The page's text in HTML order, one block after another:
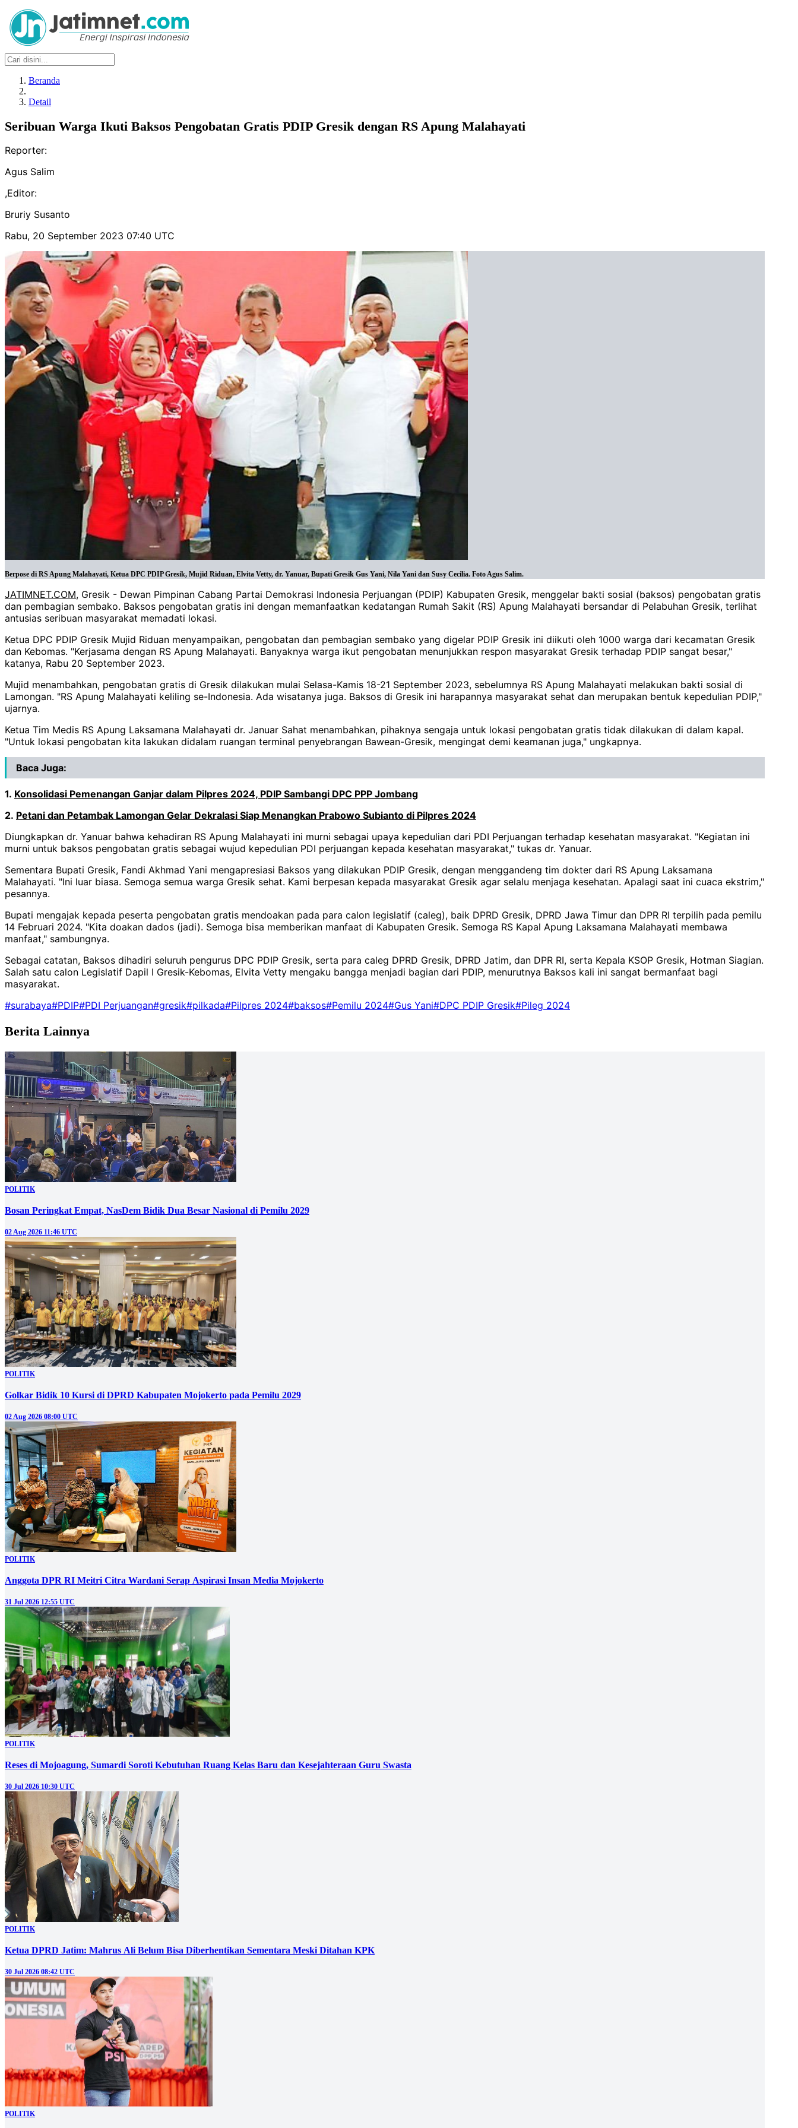
Beranda
Detail
Seribuan Warga Ikuti Baksos Pengobatan Gratis PDIP Gresik dengan RS Apung Malahayati
Reporter:
Agus Salim
,Editor:
Bruriy Susanto
Rabu, 20 September 2023 07:40 UTC
Berpose di RS Apung Malahayati, Ketua DPC PDIP Gresik, Mujid Riduan, Elvita Vetty, dr. Yanuar, Bupati Gresik Gus Yani, Nila Yani dan Susy Cecilia. Foto Agus Salim.
JATIMNET.COM, Gresik - Dewan Pimpinan Cabang Partai Demokrasi Indonesia Perjuangan (PDIP) Kabupaten Gresik, menggelar bakti sosial (baksos) pengobatan gratis
dan pembagian sembako. Baksos pengobatan gratis ini dengan memanfaatkan kedatangan Rumah Sakit (RS) Apung Malahayati bersandar di Pelabuhan Gresik, terlihat
antusias seribuan masyarakat memadati lokasi.
Ketua DPC PDIP Gresik Mujid Riduan menyampaikan, pengobatan dan pembagian sembako yang digelar PDIP Gresik ini diikuti oleh 1000 warga dari kecamatan Gresik
dan Kebomas. "Kerjasama dengan RS Apung Malahayati. Banyaknya warga ikut pengobatan menunjukkan respon masyarakat Gresik terhadap PDIP sangat besar,"
katanya, Rabu 20 September 2023.
Mujid menambahkan, pengobatan gratis di Gresik dilakukan mulai Selasa-Kamis 18-21 September 2023, sebelumnya RS Apung Malahayati melakukan bakti sosial di
Lamongan. "RS Apung Malahayati keliling se-Indonesia. Ada wisatanya juga. Baksos di Gresik ini harapannya masyarakat sehat dan merupakan bentuk kepedulian PDIP,"
ujarnya.
Ketua Tim Medis RS Apung Laksamana Malahayati dr. Januar Sahat menambahkan, pihaknya sengaja untuk lokasi pengobatan gratis tidak dilakukan di dalam kapal.
"Untuk lokasi pengobatan kita lakukan didalam ruangan terminal penyebrangan Bawean-Gresik, mengingat demi keamanan juga," ungkapnya.
Baca Juga:
1. Konsolidasi Pemenangan Ganjar dalam Pilpres 2024, PDIP Sambangi DPC PPP Jombang
2. Petani dan Petambak Lamongan Gelar Dekralasi Siap Menangkan Prabowo Subianto di Pilpres 2024
Diungkapkan dr. Yanuar bahwa kehadiran RS Apung Malahayati ini murni sebagai upaya kepedulian dari PDI Perjuangan terhadap kesehatan masyarakat. "Kegiatan ini
murni untuk baksos pengobatan gratis sebagai wujud kepedulian PDI perjuangan kepada kesehatan masyarakat," tukas dr. Yanuar.
Sementara Bupati Gresik, Fandi Akhmad Yani mengapresiasi Baksos yang dilakukan PDIP Gresik, dengan menggandeng tim dokter dari RS Apung Laksamana
Malahayati. "Ini luar biasa. Semoga semua warga Gresik sehat. Kami berpesan kepada masyarakat Gresik agar selalu menjaga kesehatan. Apalagi saat ini cuaca ekstrim,"
pesannya.
Bupati mengajak kepada peserta pengobatan gratis mendoakan pada para calon legislatif (caleg), baik DPRD Gresik, DPRD Jawa Timur dan DPR RI terpilih pada pemilu
14 Februari 2024. "Kita doakan dados (jadi). Semoga bisa memberikan manfaat di Kabupaten Gresik. Semoga RS Kapal Apung Laksamana Malahayati membawa
manfaat," sambungnya.
Sebagai catatan, Baksos dihadiri seluruh pengurus DPC PDIP Gresik, serta para caleg DPRD Gresik, DPRD Jatim, dan DPR RI, serta Kepala KSOP Gresik, Hotman Siagian.
Salah satu calon Legislatif Dapil I Gresik-Kebomas, Elvita Vetty mengaku bangga menjadi bagian dari PDIP, menurutnya Baksos kali ini sangat bermanfaat bagi
masyarakat.
#surabaya#PDIP#PDI Perjuangan#gresik#pilkada#Pilpres 2024#baksos#Pemilu 2024#Gus Yani#DPC PDIP Gresik#Pileg 2024
Berita Lainnya
POLITIK
Bosan Peringkat Empat, NasDem Bidik Dua Besar Nasional di Pemilu 2029
02 Aug 2026 11:46 UTC
POLITIK
Golkar Bidik 10 Kursi di DPRD Kabupaten Mojokerto pada Pemilu 2029
02 Aug 2026 08:00 UTC
POLITIK
Anggota DPR RI Meitri Citra Wardani Serap Aspirasi Insan Media Mojokerto
31 Jul 2026 12:55 UTC
POLITIK
Reses di Mojoagung, Sumardi Soroti Kebutuhan Ruang Kelas Baru dan Kesejahteraan Guru Swasta
30 Jul 2026 10:30 UTC
POLITIK
Ketua DPRD Jatim: Mahrus Ali Belum Bisa Diberhentikan Sementara Meski Ditahan KPK
30 Jul 2026 08:42 UTC
POLITIK